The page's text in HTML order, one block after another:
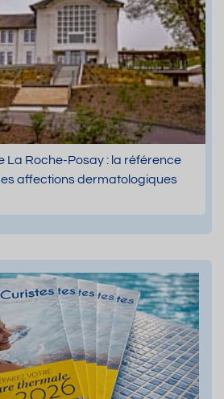
La Roche-Posay : la référence
affections dermatologiques